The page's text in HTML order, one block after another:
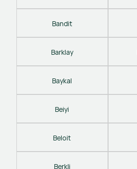
Bandit
Barklay
Baykal
Beiyi
Beloit
Berkli